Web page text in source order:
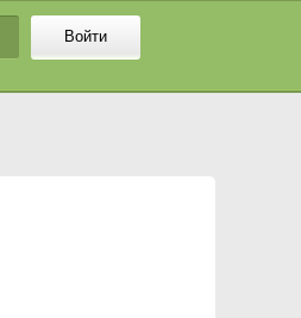
Войти